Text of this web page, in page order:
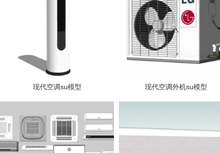
现代空调su模型 现代空调外机su模型